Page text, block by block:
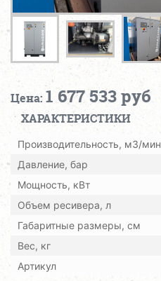
Цена: 1 677 533 руб
ХАРАКТЕРИСТИКИ
Производительность, м3/мин
Давление, бар
Мощность, кВт
Объем ресивера, л
Габаритные размеры, см
Вес, кг
Артикул